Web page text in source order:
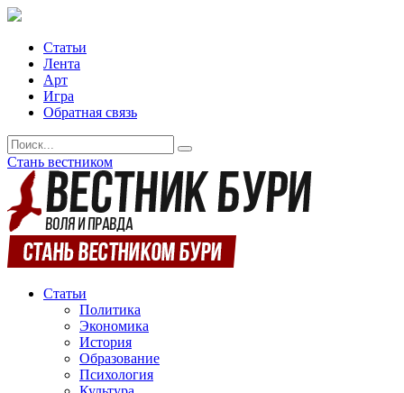
Статьи
Лента
Арт
Игра
Обратная связь
Стань вестником
Статьи
Политика
Экономика
История
Образование
Психология